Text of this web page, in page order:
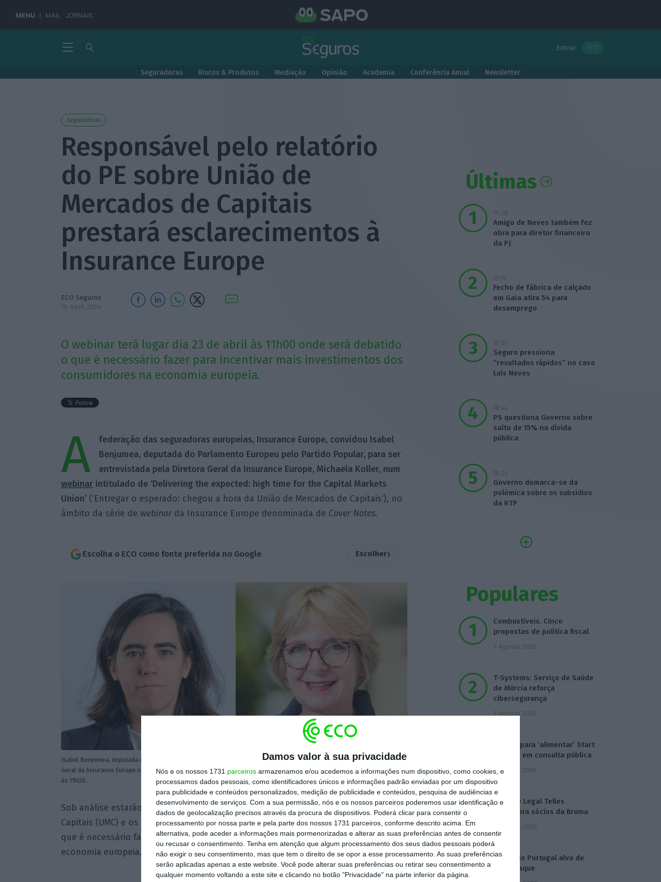
Damos valor à sua privacidade
Nós e os nossos 1731 parceiros armazenamos e/ou acedemos a informações num dispositivo, como cookies, e
processamos dados pessoais, como identificadores únicos e informações padrão enviadas por um dispositivo
para publicidade e conteúdos personalizados, medição de publicidade e conteúdos, pesquisa de audiências e
desenvolvimento de serviços. Com a sua permissão, nós e os nossos parceiros poderemos usar identificação e
dados de geolocalização precisos através da procura de dispositivos. Poderá clicar para consentir o
processamento por nossa parte e pela parte dos nossos 1731 parceiros, conforme descrito acima. Em
alternativa, pode aceder a informações mais pormenorizadas e alterar as suas preferências antes de consentir
ou recusar o consentimento. Tenha em atenção que algum processamento dos seus dados pessoais poderá
não exigir o seu consentimento, mas que tem o direito de se opor a esse processamento. As suas preferências
serão aplicadas apenas a este website. Você pode alterar suas preferências ou retirar seu consentimento a
qualquer momento voltando a este site e clicando no botão "Privacidade" na parte inferior da página.
MENU MAIL JORNAIS
Entrar ECO
Seguradoras Riscos & Produtos Mediação Opinião Academia Conferência Anual Newsletter
Seguradoras
Responsável pelo relatório
do PE sobre União de
Mercados de Capitais
prestará esclarecimentos à
Insurance Europe
ECO Seguros
16 Abril 2024
O webinar terá lugar dia 23 de abril às 11h00 onde será debatido
o que é necessário fazer para incentivar mais investimentos dos
consumidores na economia europeia.
A
federação das seguradoras europeias, Insurance Europe, convidou Isabel
Benjumea, deputada do Parlamento Europeu pelo Partido Popular, para ser
entrevistada pela Diretora Geral da Insurance Europe, Michaela Koller, num
webinarintitulado de ‘Delivering the expected: high time for the Capital Markets
Union’ (‘Entregar o esperado: chegou a hora da União de Mercados de Capitais’), no
âmbito da série de webinar da Insurance Europe denominada de Cover Notes.
Escolha o ECO como fonte preferida no Google Escolher›
Isabel Benjumea, deputada do Parlamento Europeu pelo Partido Popular será entrevistada por Michaela Koller, Diretora
Geral da Insurance Europe no webinar ‘Delivering the expected: high time for the Capital Markets Union’ no dia 23 de abril
às 11h00.
Sob análise estarão os progressos na concretização da União de Mercados de
Capitais (UMC) e os obstáculos que tem vindo a enfrentar e irão também debater o
que é necessário fazer para incentivar mais investimentos dos consumidores na
economia europeia.
Últimas
19:20
Amigo de Neves também fez
obra para diretor financeiro
da PJ
19:14
Fecho de fábrica de calçado
em Gaia atira 54 para
desemprego
18:57
Seguro pressiona
“resultados rápidos” no caso
Luís Neves
18:44
PS questiona Governo sobre
salto de 15% na dívida
pública
18:24
Governo demarca-se da
polémica sobre os subsídios
da RTP
Populares
Combustíveis. Cinco
propostas de política fiscal
3 Agosto 2026
T-Systems: Serviço de Saúde
de Múrcia reforça
cibersegurança
3 Agosto 2026
Eólicas para ‘alimentar’ Start
Campus em consulta pública
3 Agosto 2026
Deloitte Legal Telles
assessora sócios da Bruma
4 Agosto 2026
Águas de Portugal alvo de
ciberataque